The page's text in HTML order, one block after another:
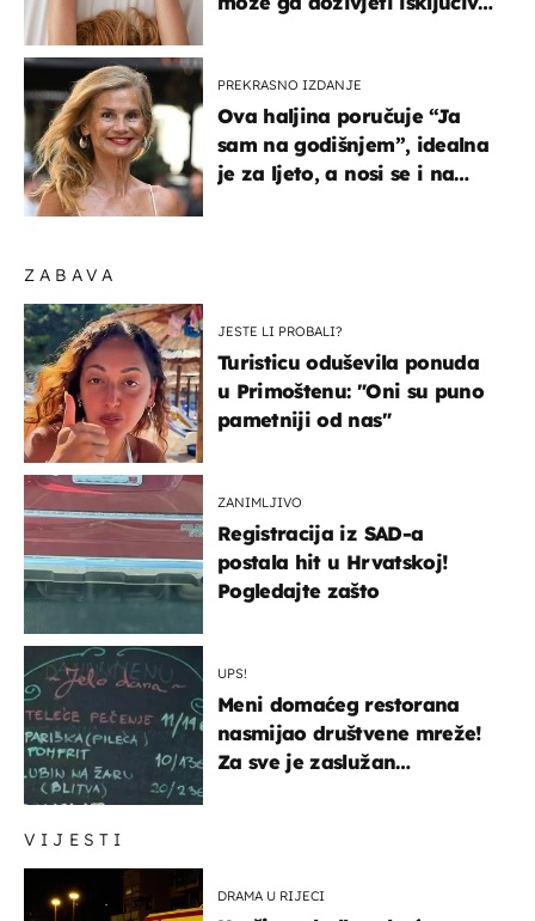
VIJESTI
DRAMA U RIJECI
ZABAVA
JESTE LI PROBALI?
Turisticu oduševila ponuda
u Primoštenu: "Oni su puno
pametniji od nas"
ZANIMLJIVO
Registracija iz SAD-a
postala hit u Hrvatskoj!
Pogledajte zašto
UPS!
Meni domaćeg restorana
nasmijao društvene mreže!
Za sve je zaslužan
PREKRASNO IZDANJE
Ova haljina poručuje “Ja
sam na godišnjem”, idealna
je za ljeto, a nosi se i na